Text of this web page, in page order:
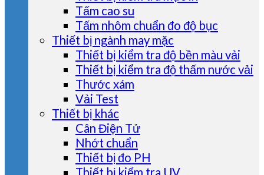
Tấm cao su
Tấm nhôm chuẩn đo độ bục
Thiết bị ngành may mặc
Thiết bị kiểm tra độ bền màu vải
Thiết bị kiểm tra độ thấm nước vải
Thước xám
Vải Test
Thiết bị khác
Cân Điện Tử
Nhớt chuẩn
Thiết bị đo PH
Thiết bị kiểm tra UV